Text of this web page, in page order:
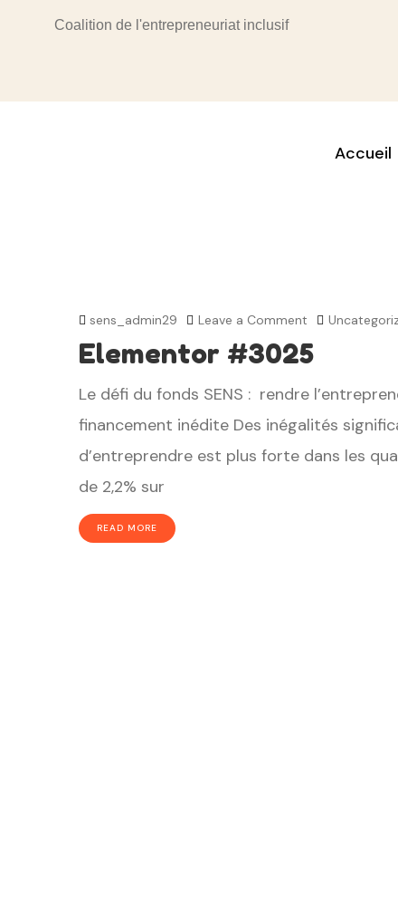
Coalition de l'entrepreneuriat inclusif
Accueil
sens_admin29 Leave a Comment
Elementor #3025
Le défi du fonds SENS : rendre
financement inédite Des inégalités
d’entreprendre est plus forte dans les
de 2,2% sur
READ MORE